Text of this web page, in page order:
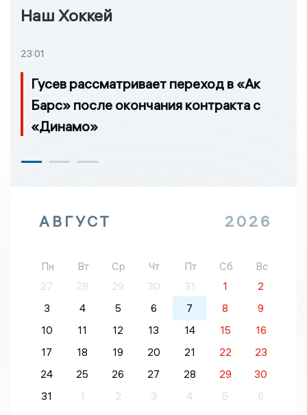
Наш Хоккей
23:01
Гусев рассматривает переход в «Ак
Барс» после окончания контракта с
«Динамо»
АВГУСТ 2026
Пн Вт Ср Чт Пт Сб
Вс
27
28 29 30 31 1
2
3
4 5 6 7 8
9
10
11 12 13 14 15
16
17
18 19 20 21 22
23
24
25 26 27 28 29
30
31
1 2 3 4 5 6